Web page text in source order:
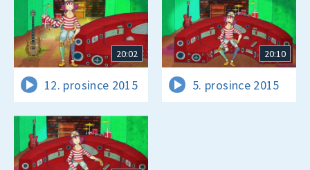
20:02
12. prosince 2015
20:10
5. prosince 2015